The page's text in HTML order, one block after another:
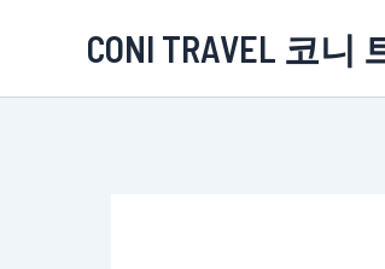
츠
CONI TRAVEL 코니